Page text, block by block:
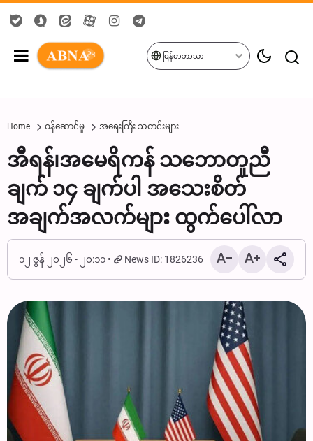
မြန်မာဘာသာ
Home ဝန်ဆောင်မှု အရေးကြီး သတင်းများ
အီရန်၊အမေရိကန် သဘောတူညီ
ချက် ၁၄ ချက်ပါ အသေးစိတ်
အချက်အလက်များ ထွက်ပေါ်လာ
၁၂ ဇွန် ၂၀၂၆ - ၂၀:၁၁ News ID: 1826236